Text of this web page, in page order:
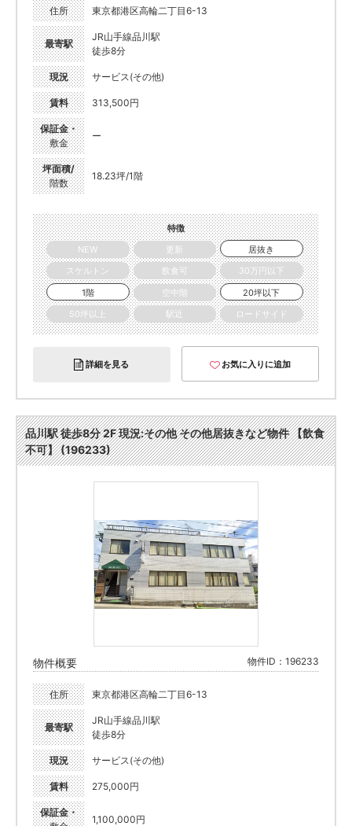
住所 東京都港区高輪二丁目6-13
最寄駅
JR山手線品川駅
徒歩8分
現況 サービス(その他)
賃料 313,500円
保証金・
敷金
ー
坪面積/
階数
18.23坪/1階
特徴
NEW
更新
居抜き
スケルトン
飲食可
30万円以下
1階
空中階
20坪以下
50坪以上
駅近 ロードサイド
詳細を見る お気に入りに追加
品川駅 徒歩8分 2F 現況:その他 その他居抜きなど物件 【飲食
不可】 (196233)
物件概要 物件ID：196233
住所 東京都港区高輪二丁目6-13
最寄駅
JR山手線品川駅
徒歩8分
現況 サービス(その他)
賃料 275,000円
保証金・
1,100,000円